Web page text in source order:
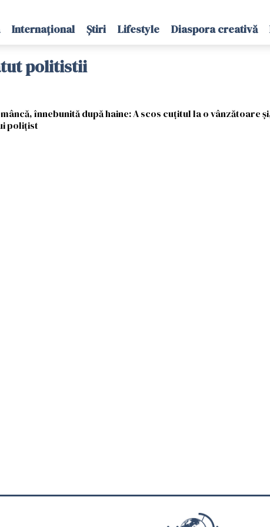
Internațional Știri Lifestyle Diaspora creativă
politistii
înnebunită după haine: A scos cuțitul la o vânzătoare
polițist